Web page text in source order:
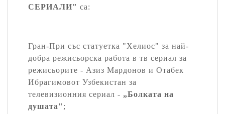
СЕРИАЛИ" са:
Гран-При със статуетка "Хелиос" за най-
добра режисьорска работа в тв сериал за
режисьорите - Азиз Мардонов и Отабек
Ибрагимовот Узбекистан за
телевизионния сериал - „Болката на
душата" ;